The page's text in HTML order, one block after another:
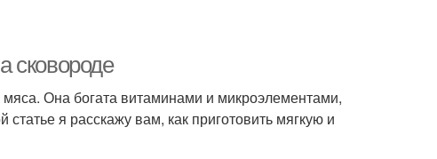
сковороде
мяса. Она богата витаминами и микроэлементами,
я расскажу вам, как приготовить мягкую и